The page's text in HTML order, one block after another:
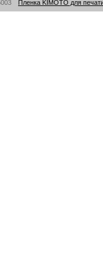
Пленка KIMOTO для